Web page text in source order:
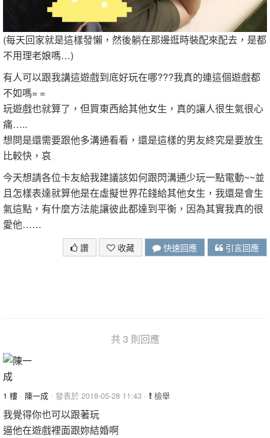
(每天回家就是這樣發懶，然後躺在那邊逛時裝配來配去，是都
不用理老娘嗎…)
有人可以跟我講這遊戲到底好玩在哪???我真的連這個遊戲都
不如嗎= =
玩遊戲也就算了，但買東西給其他女生，真的讓人很生氣很心
痛…..
想問是還需要跟他多溝通看看，還是這樣的男友終究是要放生
比較快，哀
今天想請各位卡友給我建議該如何跟閃溝通少玩一點電動~~並
且怎樣表達就算他是在虛擬世界花錢給其他女生，我還是會生
氣這點，有什麼方法能讓彼此都達到平衡，因為其實我真的很
愛他……
讚 收藏 快速回應 引言回應
共 3 則回應
1 樓 · 陳一成 · 發表於 2018-05-28 11:43 · 檢舉
我覺得你也可以跟著玩
逼他在遊戲裡面跟妳結婚啊